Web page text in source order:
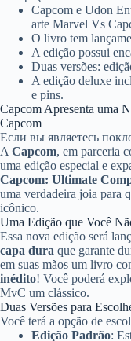
Capcom e Udon
arte Marvel Vs
O livro tem
A edição possui
Duas versões:
A edição deluxe
e pins.
Capcom Apresenta uma
Capcom
Если вы являетесь
A Capcom, em parceria
uma edição especial e
Capcom: Ultimate
uma verdadeira joia para
icônico.
Uma Edição que Você
Essa nova edição será
capa dura que garante
em suas mãos um livro
inédito! Você poderá
MvC um clássico.
Duas Versões para
Você terá a opção de
Edição Padrão: